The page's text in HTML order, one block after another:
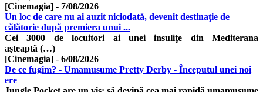
[Cinemagia] - 7/08/2026
Un loc de care nu ai auzit niciodată, devenit destinaţie de
călătorie după premiera unui ...
Cei 3000 de locuitori ai unei insuliţe din Mediterana
aşteaptă (…)
[Cinemagia] - 6/08/2026
De ce fugim? - Umamusume Pretty Derby - Începutul unei noi
ere